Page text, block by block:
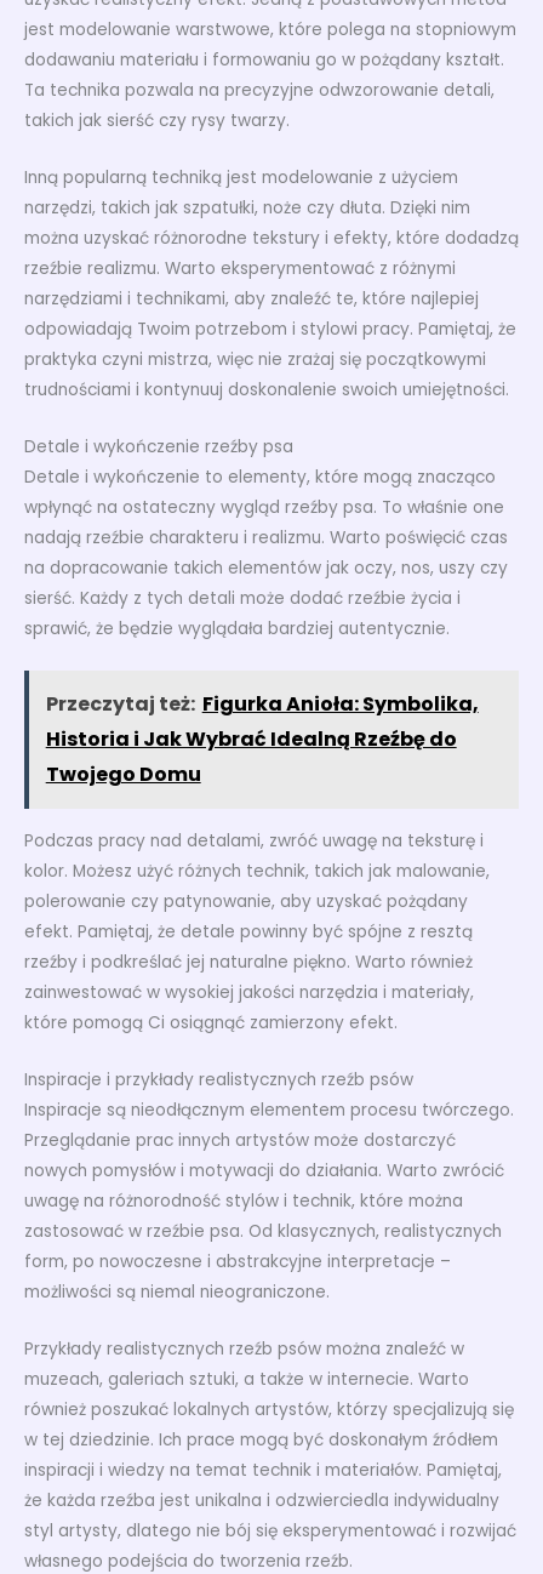
jest modelowanie warstwowe, które polega na stopniowym
dodawaniu materiału i formowaniu go w pożądany kształt.
Ta technika pozwala na precyzyjne odwzorowanie detali,
takich jak sierść czy rysy twarzy.
Inną popularną techniką jest modelowanie z użyciem
narzędzi, takich jak szpatułki, noże czy dłuta. Dzięki nim
można uzyskać różnorodne tekstury i efekty, które dodadzą
rzeźbie realizmu. Warto eksperymentować z różnymi
narzędziami i technikami, aby znaleźć te, które najlepiej
odpowiadają Twoim potrzebom i stylowi pracy. Pamiętaj, że
praktyka czyni mistrza, więc nie zrażaj się początkowymi
trudnościami i kontynuuj doskonalenie swoich umiejętności.
Detale i wykończenie rzeźby psa
Detale i wykończenie to elementy, które mogą znacząco
wpłynąć na ostateczny wygląd rzeźby psa. To właśnie one
nadają rzeźbie charakteru i realizmu. Warto poświęcić czas
na dopracowanie takich elementów jak oczy, nos, uszy czy
sierść. Każdy z tych detali może dodać rzeźbie życia i
sprawić, że będzie wyglądała bardziej autentycznie.
Przeczytaj też: Figurka Anioła: Symbolika,
Historia i Jak Wybrać Idealną Rzeźbę do
Twojego Domu
Podczas pracy nad detalami, zwróć uwagę na teksturę i
kolor. Możesz użyć różnych technik, takich jak malowanie,
polerowanie czy patynowanie, aby uzyskać pożądany
efekt. Pamiętaj, że detale powinny być spójne z resztą
rzeźby i podkreślać jej naturalne piękno. Warto również
zainwestować w wysokiej jakości narzędzia i materiały,
które pomogą Ci osiągnąć zamierzony efekt.
Inspiracje i przykłady realistycznych rzeźb psów
Inspiracje są nieodłącznym elementem procesu twórczego.
Przeglądanie prac innych artystów może dostarczyć
nowych pomysłów i motywacji do działania. Warto zwrócić
uwagę na różnorodność stylów i technik, które można
zastosować w rzeźbie psa. Od klasycznych, realistycznych
form, po nowoczesne i abstrakcyjne interpretacje –
możliwości są niemal nieograniczone.
Przykłady realistycznych rzeźb psów można znaleźć w
muzeach, galeriach sztuki, a także w internecie. Warto
również poszukać lokalnych artystów, którzy specjalizują się
w tej dziedzinie. Ich prace mogą być doskonałym źródłem
inspiracji i wiedzy na temat technik i materiałów. Pamiętaj,
że każda rzeźba jest unikalna i odzwierciedla indywidualny
styl artysty, dlatego nie bój się eksperymentować i rozwijać
własnego podejścia do tworzenia rzeźb.